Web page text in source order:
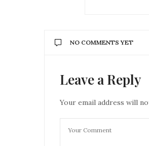
NO COMMENTS YET
Leave a Reply
Your email address will